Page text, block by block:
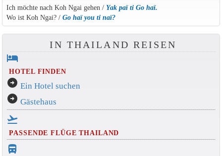
Ich möchte nach Koh Ngai gehen / Yak paï ti Go haï.
Wo ist Koh Ngai? / Go haï you ti naï?
IN THAILAND REISEN
hotel
HOTEL FINDEN
arrow_circle_right Ein Hotel suchen
arrow_circle_right Gästehaus
flight_takeoff
PASSENDE FLÜGE THAILAND
directions_bus_filled